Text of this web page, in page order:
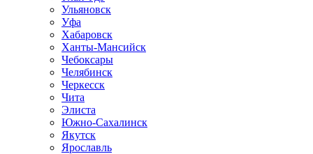
Ульяновск
Уфа
Хабаровск
Ханты-Мансийск
Чебоксары
Челябинск
Черкесск
Чита
Элиста
Южно-Сахалинск
Якутск
Ярославль